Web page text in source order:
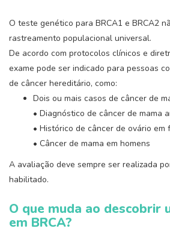
O teste genético para BRCA1 e BRCA2
rastreamento populacional universal.
De acordo com protocolos clínicos e
exame pode ser indicado para pessoas
de câncer hereditário, como:
Dois ou mais casos de câncer de
• Diagnóstico de câncer de mama
• Histórico de câncer de ovário em
• Câncer de mama em homens
A avaliação deve sempre ser realizada
habilitado.
O que muda ao descobrir
em BRCA?